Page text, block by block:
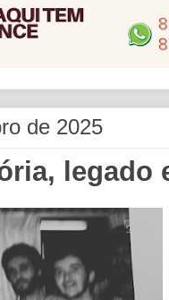
de 2025
legado